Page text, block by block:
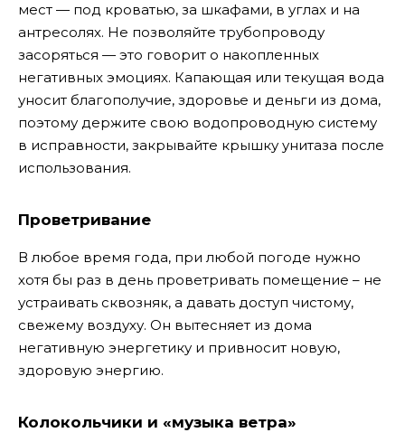
мест — под кроватью, за шкафами, в углах и на
антресолях. Не позволяйте трубопроводу
засоряться — это говорит о накопленных
негативных эмоциях. Капающая или текущая вода
уносит благополучие, здоровье и деньги из дома,
поэтому держите свою водопроводную систему
в исправности, закрывайте крышку унитаза после
использования.
Проветривание
В любое время года, при любой погоде нужно
хотя бы раз в день проветривать помещение – не
устраивать сквозняк, а давать доступ чистому,
свежему воздуху. Он вытесняет из дома
негативную энергетику и привносит новую,
здоровую энергию.
Колокольчики и «музыка ветра»